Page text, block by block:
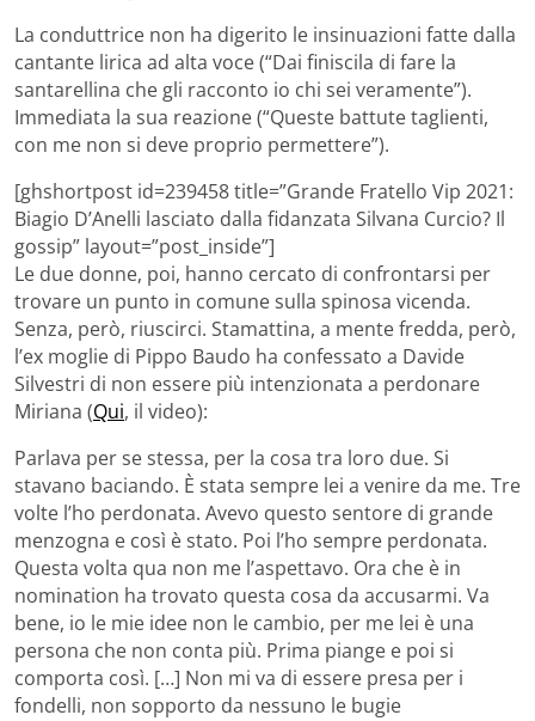
La conduttrice non ha digerito le insinuazioni fatte dalla
cantante lirica ad alta voce (“Dai finiscila di fare la
santarellina che gli racconto io chi sei veramente”).
Immediata la sua reazione (“Queste battute taglienti,
con me non si deve proprio permettere”).
[ghshortpost id=239458 title=”Grande Fratello Vip 2021:
Biagio D’Anelli lasciato dalla fidanzata Silvana Curcio? Il
gossip” layout=”post_inside”]
Le due donne, poi, hanno cercato di confrontarsi per
trovare un punto in comune sulla spinosa vicenda.
Senza, però, riuscirci. Stamattina, a mente fredda, però,
l’ex moglie di Pippo Baudo ha confessato a Davide
Silvestri di non essere più intenzionata a perdonare
Miriana (Qui, il video):
Parlava per se stessa, per la cosa tra loro due. Si
stavano baciando. È stata sempre lei a venire da me. Tre
volte l’ho perdonata. Avevo questo sentore di grande
menzogna e così è stato. Poi l’ho sempre perdonata.
Questa volta qua non me l’aspettavo. Ora che è in
nomination ha trovato questa cosa da accusarmi. Va
bene, io le mie idee non le cambio, per me lei è una
persona che non conta più. Prima piange e poi si
comporta così. […] Non mi va di essere presa per i
fondelli, non sopporto da nessuno le bugie